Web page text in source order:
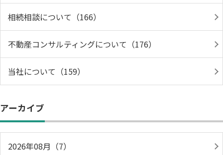
相続相談について（166）
不動産コンサルティングについて（176）
当社について（159）
アーカイブ
2026年08月（7）